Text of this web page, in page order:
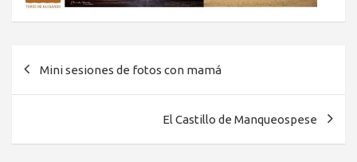
Mini sesiones de fotos con mamá
El Castillo de Manqueospese